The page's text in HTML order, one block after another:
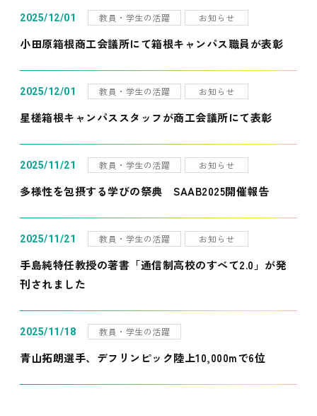
2025/12/01 教員・学生の活躍 お知らせ
小田原箱根商工会議所にて箱根キャンパス職員が表彰
2025/12/01 教員・学生の活躍 お知らせ
星槎箱根キャンパススタッフが商工会議所にて表彰
2025/11/21 教員・学生の活躍 お知らせ
多様性を包摂する学びの祭典 SAAB2025開催報告
2025/11/21 教員・学生の活躍 お知らせ
手島純特任教授の著書「通信制高校のすべて2.0」が発
刊されました
2025/11/18 教員・学生の活躍
青山拓朗選手、デフリンピック陸上10,000mで6位